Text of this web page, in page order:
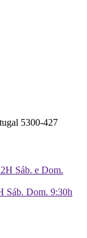
5300-427
Sáb. e Dom.
Sáb. Dom. 9:30h